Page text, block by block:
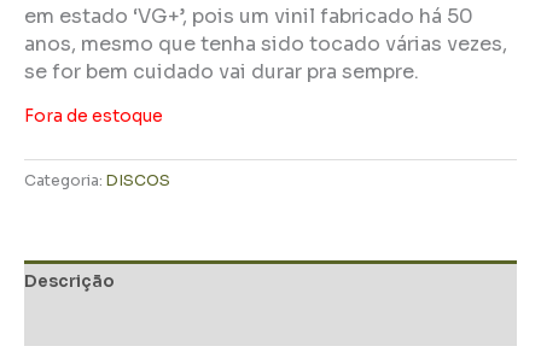
em estado ‘VG+’, pois um vinil fabricado há 50
anos, mesmo que tenha sido tocado várias vezes,
se for bem cuidado vai durar pra sempre.
Fora de estoque
Categoria: DISCOS
Descrição